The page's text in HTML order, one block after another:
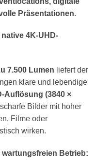
Präsentationen.
4K-UHD-
7.500 Lumen liefert der
klare und lebendige
Auflösung (3840 ×
Bilder mit hoher
Filme oder
wirken.
Betrieb: